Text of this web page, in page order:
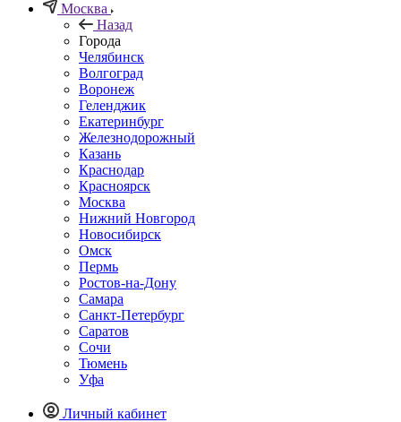
Москва
Назад
Города
Челябинск
Волгоград
Воронеж
Геленджик
Екатеринбург
Железнодорожный
Казань
Краснодар
Красноярск
Москва
Нижний Новгород
Новосибирск
Омск
Пермь
Ростов-на-Дону
Самара
Санкт-Петербург
Саратов
Сочи
Тюмень
Уфа
Личный кабинет